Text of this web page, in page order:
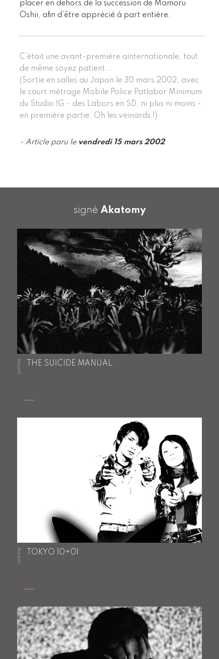
placer en dehors de la succession de Mamoru
Oshii, afin d’être apprécié à part entière.
C’était une avant-première ainternationale, tout
de même soyez patient...
(Sortie en salles au Japon le 30 mars 2002, avec
le court métrage Mobile Police Patlabor Minimum
du Studio IG - des Labors en SD, ni plus ni moins -
en première partie. Oh les veinards !)
- Article paru le vendredi 15 mars 2002
signé Akatomy
JAPON THE SUICIDE MANUAL
JAPON TOKYO 10+01